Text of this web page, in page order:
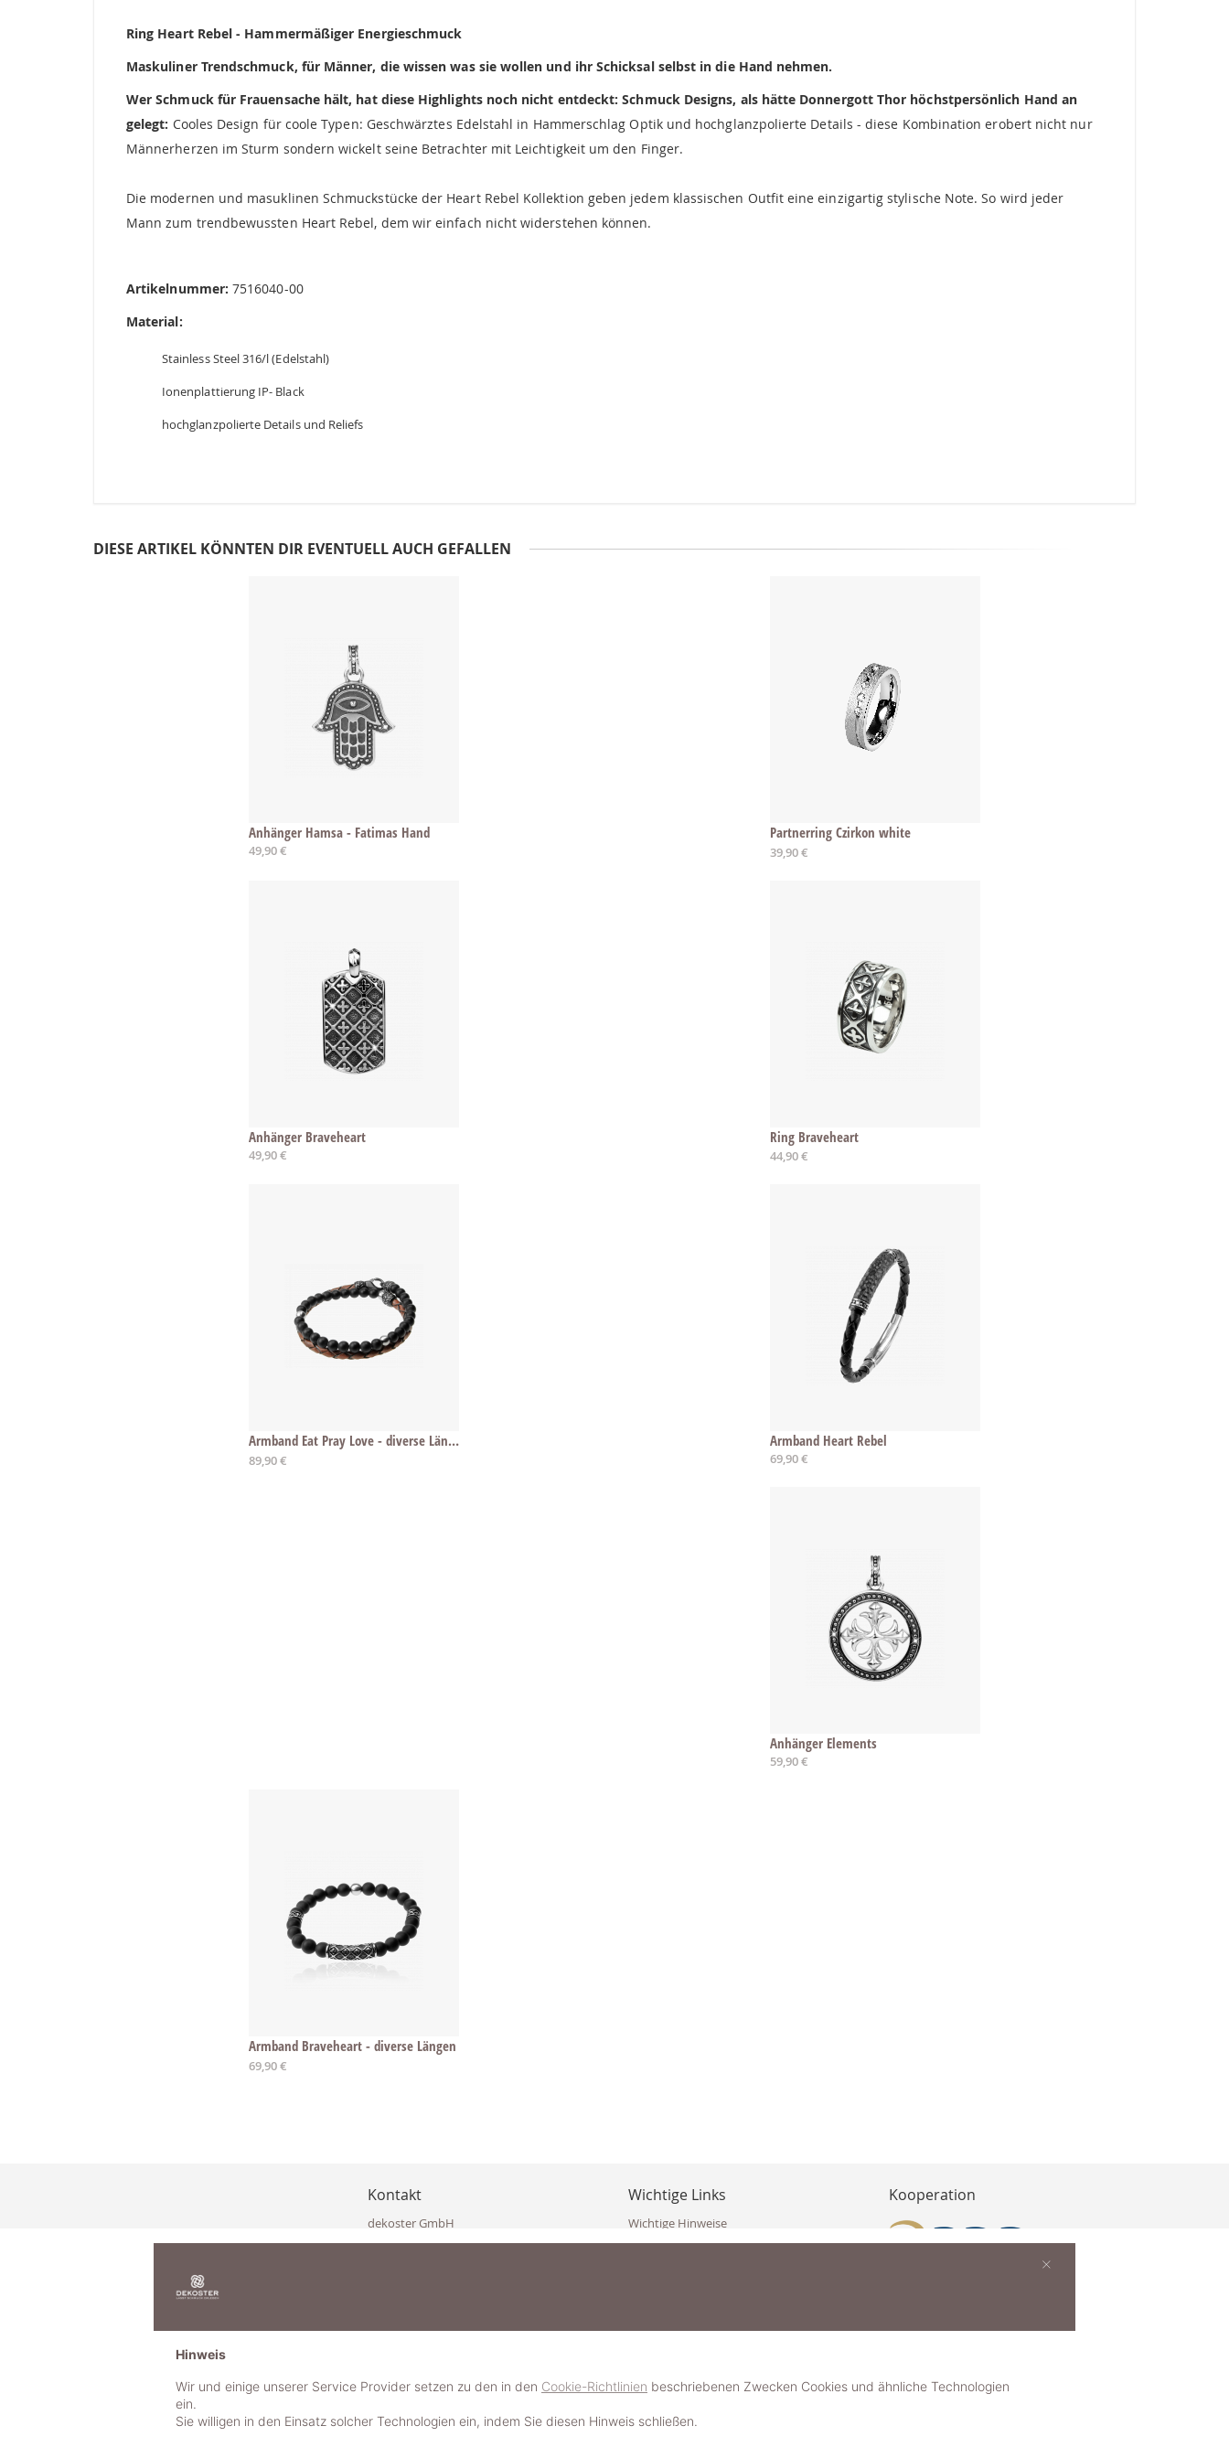
Ring Heart Rebel - Hammermäßiger Energieschmuck
Maskuliner Trendschmuck, für Männer, die wissen was sie wollen und ihr Schicksal selbst in die Hand nehmen.
Wer Schmuck für Frauensache hält, hat diese Highlights noch nicht entdeckt: Schmuck Designs, als hätte Donnergott Thor höchstpersönlich Hand an
gelegt: Cooles Design für coole Typen: Geschwärztes Edelstahl in Hammerschlag Optik und hochglanzpolierte Details - diese Kombination erobert nicht nur
Männerherzen im Sturm sondern wickelt seine Betrachter mit Leichtigkeit um den Finger.
Die modernen und masuklinen Schmuckstücke der Heart Rebel Kollektion geben jedem klassischen Outfit eine einzigartig stylische Note. So wird jeder
Mann zum trendbewussten Heart Rebel, dem wir einfach nicht widerstehen können.
Artikelnummer:7516040-00
Material:
Stainless Steel 316/l (Edelstahl)
Ionenplattierung IP- Black
hochglanzpolierte Details und Reliefs
DIESE ARTIKEL KÖNNTEN DIR EVENTUELL AUCH GEFALLEN
Anhänger Hamsa - Fatimas Hand
49,90 €
Partnerring Czirkon white
39,90 €
Anhänger Braveheart
49,90 €
Ring Braveheart
44,90 €
Armband Eat Pray Love - diverse Längen
89,90 €
Armband Heart Rebel
69,90 €
Anhänger Elements
59,90 €
Armband Braveheart - diverse Längen
69,90 €
Kontakt
dekoster GmbH
Eisenkappler Str. 10
+43 677 623 47 410 (WhatsApp)
Wichtige Links
Wichtige Hinweise
Häufig gestellte Fragen (FAQ)
Schmuckerlebnis / Schmuckparty buchen
Schmuck- & Styleguide werden
Kooperation
Hinweis
Wir und einige unserer Service Provider setzen zu den in den Cookie-Richtlinien beschriebenen Zwecken Cookies und ähnliche Technologien
ein.
Sie willigen in den Einsatz solcher Technologien ein, indem Sie diesen Hinweis schließen.
×